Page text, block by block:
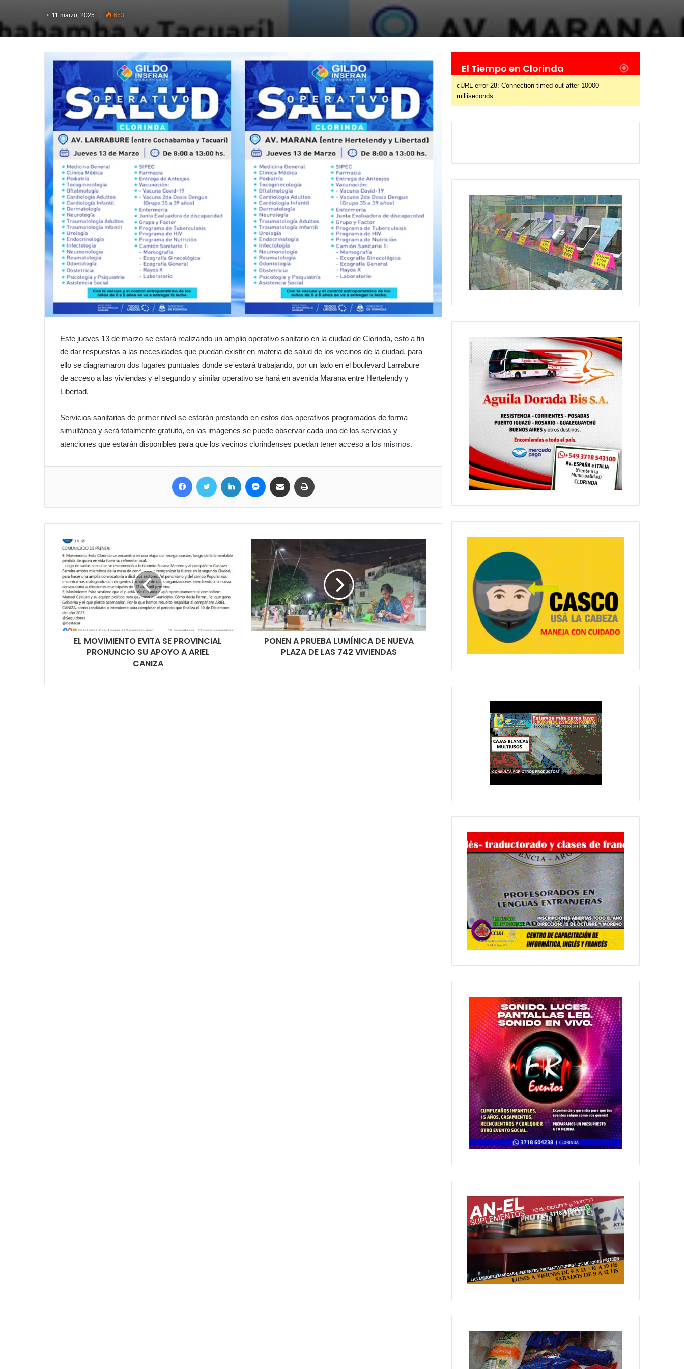
11 marzo, 2025 653
Este jueves 13 de marzo se estará realizando un amplio operativo sanitario en la ciudad de Clorinda, esto a fin
de dar respuestas a las necesidades que puedan existir en materia de salud de los vecinos de la ciudad, para
ello se diagramaron dos lugares puntuales donde se estará trabajando, por un lado en el boulevard Larrabure
de acceso a las viviendas y el segundo y similar operativo se hará en avenida Marana entre Hertelendy y
Libertad.
Servicios sanitarios de primer nivel se estarán prestando en estos dos operativos programados de forma
simultánea y será totalmente gratuito, en las imágenes se puede observar cada uno de los servicios y
atenciones que estarán disponibles para que los vecinos clorindenses puedan tener acceso a los mismos.
EL MOVIMIENTO EVITA SE PROVINCIAL
PRONUNCIO SU APOYO A ARIEL
CANIZA
PONEN A PRUEBA LUMÍNICA DE NUEVA
PLAZA DE LAS 742 VIVIENDAS
El Tiempo en Clorinda
cURL error 28: Connection timed out after 10000
milliseconds